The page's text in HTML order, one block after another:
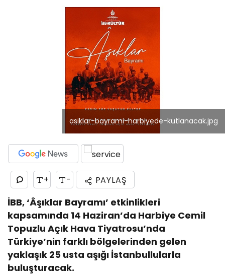
asiklar-bayrami-harbiyede-kutlanacak.jpg
+ - PAYLAŞ
İBB, ‘Âşıklar Bayramı’ etkinlikleri
kapsamında 14 Haziran’da Harbiye Cemil
Topuzlu Açık Hava Tiyatrosu’nda
Türkiye’nin farklı bölgelerinden gelen
yaklaşık 25 usta aşığı İstanbullularla
buluşturacak.